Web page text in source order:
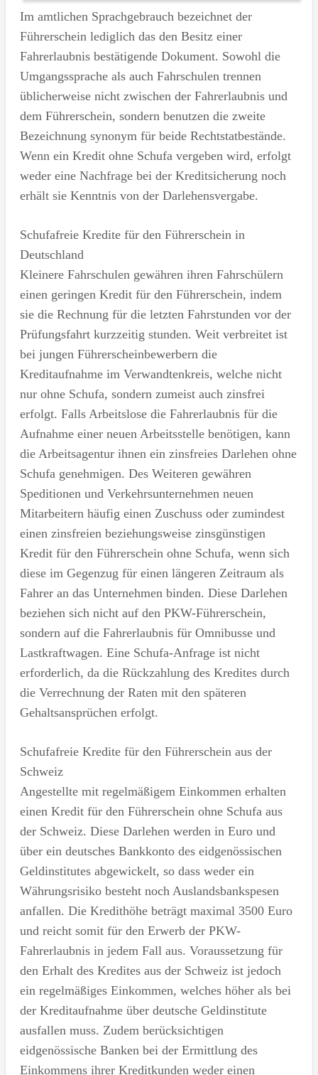
Im amtlichen Sprachgebrauch bezeichnet der
Führerschein lediglich das den Besitz einer
Fahrerlaubnis bestätigende Dokument. Sowohl die
Umgangssprache als auch Fahrschulen trennen
üblicherweise nicht zwischen der Fahrerlaubnis und
dem Führerschein, sondern benutzen die zweite
Bezeichnung synonym für beide Rechtstatbestände.
Wenn ein Kredit ohne Schufa vergeben wird, erfolgt
weder eine Nachfrage bei der Kreditsicherung noch
erhält sie Kenntnis von der Darlehensvergabe.
Schufafreie Kredite für den Führerschein in
Deutschland
Kleinere Fahrschulen gewähren ihren Fahrschülern
einen geringen Kredit für den Führerschein, indem
sie die Rechnung für die letzten Fahrstunden vor der
Prüfungsfahrt kurzzeitig stunden. Weit verbreitet ist
bei jungen Führerscheinbewerbern die
Kreditaufnahme im Verwandtenkreis, welche nicht
nur ohne Schufa, sondern zumeist auch zinsfrei
erfolgt. Falls Arbeitslose die Fahrerlaubnis für die
Aufnahme einer neuen Arbeitsstelle benötigen, kann
die Arbeitsagentur ihnen ein zinsfreies Darlehen ohne
Schufa genehmigen. Des Weiteren gewähren
Speditionen und Verkehrsunternehmen neuen
Mitarbeitern häufig einen Zuschuss oder zumindest
einen zinsfreien beziehungsweise zinsgünstigen
Kredit für den Führerschein ohne Schufa, wenn sich
diese im Gegenzug für einen längeren Zeitraum als
Fahrer an das Unternehmen binden. Diese Darlehen
beziehen sich nicht auf den PKW-Führerschein,
sondern auf die Fahrerlaubnis für Omnibusse und
Lastkraftwagen. Eine Schufa-Anfrage ist nicht
erforderlich, da die Rückzahlung des Kredites durch
die Verrechnung der Raten mit den späteren
Gehaltsansprüchen erfolgt.
Schufafreie Kredite für den Führerschein aus der
Schweiz
Angestellte mit regelmäßigem Einkommen erhalten
einen Kredit für den Führerschein ohne Schufa aus
der Schweiz. Diese Darlehen werden in Euro und
über ein deutsches Bankkonto des eidgenössischen
Geldinstitutes abgewickelt, so dass weder ein
Währungsrisiko besteht noch Auslandsbankspesen
anfallen. Die Kredithöhe beträgt maximal 3500 Euro
und reicht somit für den Erwerb der PKW-
Fahrerlaubnis in jedem Fall aus. Voraussetzung für
den Erhalt des Kredites aus der Schweiz ist jedoch
ein regelmäßiges Einkommen, welches höher als bei
der Kreditaufnahme über deutsche Geldinstitute
ausfallen muss. Zudem berücksichtigen
eidgenössische Banken bei der Ermittlung des
Einkommens ihrer Kreditkunden weder einen